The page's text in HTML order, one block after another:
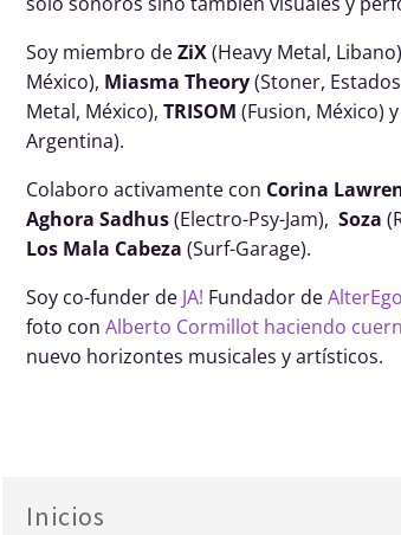
Soy miembro deZiX(Heavy Metal,
México), Miasma Theory(Stoner,
Metal, México), TRISOM (Fusion, México) y
Argentina).
Colaboro activamente con Corina
Aghora Sadhus(Electro-Psy-Jam), Soza
Los Mala Cabeza (Surf-Garage).
Soy co-funder de JA! Fundador de
foto con Alberto Cormillot haciendo
nuevo horizontes musicales y artísticos.
Inicios